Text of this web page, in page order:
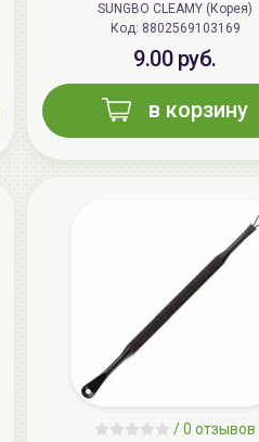
Гель-масло для душа Сочная
-21%
SUNGBO CLEAMY (Корея)
Код: 8802569103169
9.00 руб.
в корзину
/0 отзывов